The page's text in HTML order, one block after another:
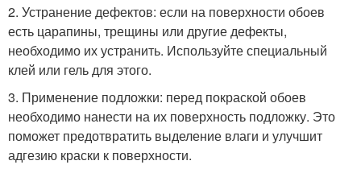
Краски на авто Акриловые краски
Разводы от
водоэмульсионной
краски
2. Устранение дефектов: если на поверхности обоев
есть царапины, трещины или другие дефекты,
необходимо их устранить. Используйте специальный
клей или гель для этого.
3. Применение подложки: перед покраской обоев
необходимо нанести на их поверхность подложку. Это
поможет предотвратить выделение влаги и улучшит
адгезию краски к поверхности.